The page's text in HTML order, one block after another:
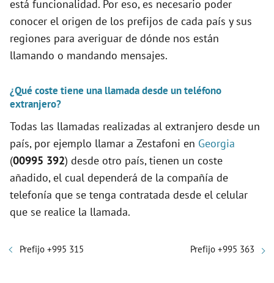
está funcionalidad. Por eso, es necesario poder
conocer el origen de los prefijos de cada país y sus
regiones para averiguar de dónde nos están
llamando o mandando mensajes.
¿Qué coste tiene una llamada desde un teléfono
extranjero?
Todas las llamadas realizadas al extranjero desde un
país, por ejemplo llamar a Zestafoni en Georgia
(00995 392) desde otro país, tienen un coste
añadido, el cual dependerá de la compañía de
telefonía que se tenga contratada desde el celular
que se realice la llamada.
Prefijo +995 315 Prefijo +995 363